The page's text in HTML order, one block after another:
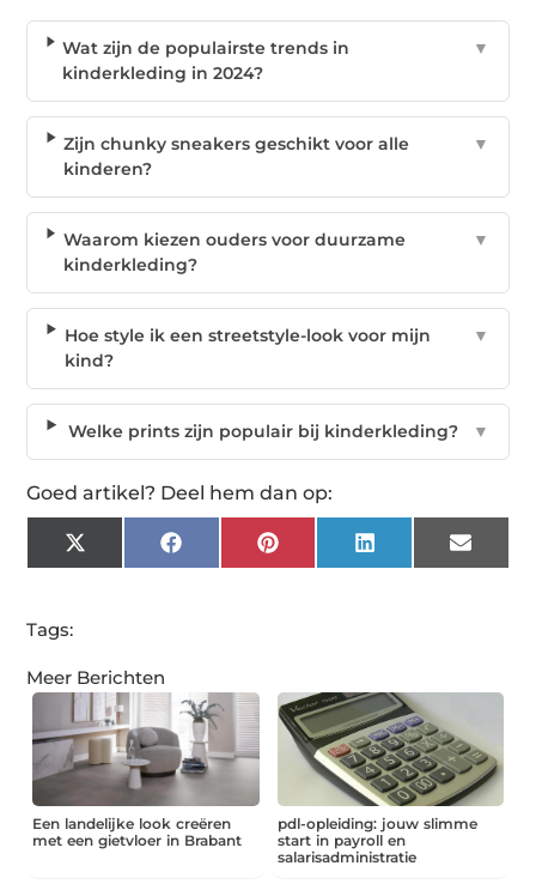
Wat zijn de populairste trends in
kinderkleding in 2024?
▼
Zijn chunky sneakers geschikt voor alle
kinderen?
▼
Waarom kiezen ouders voor duurzame
kinderkleding?
▼
Hoe style ik een streetstyle-look voor mijn
kind?
▼
Welke prints zijn populair bij kinderkleding? ▼
Goed artikel? Deel hem dan op:
X
(Twitter)
Facebook Pinterest LinkedIn Email
Tags:
Meer Berichten
Een landelijke look creëren
met een gietvloer in Brabant
pdl-opleiding: jouw slimme
start in payroll en
salarisadministratie